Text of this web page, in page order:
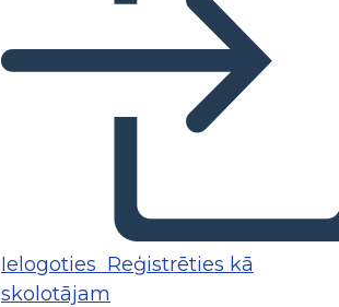
Ielogoties Reģistrēties kā
skolotājam